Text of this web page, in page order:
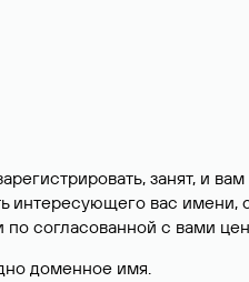
занят, и
интересующего вас
по согласованной с вами
доменное имя.